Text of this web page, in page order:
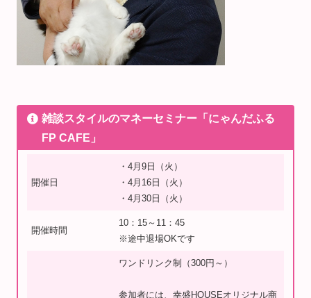
雑談スタイルのマネーセミナー「にゃんだふる
FP CAFE」
開催日
・4月9日（火）
・4月16日（火）
・4月30日（火）
開催時間
10：15～11：45
※途中退場OKです
ワンドリンク制（300円～）
参加者には、幸盛HOUSEオリジナル商